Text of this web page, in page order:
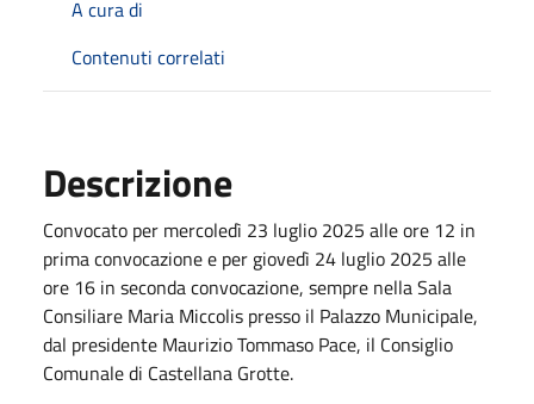
A cura di
Contenuti correlati
Descrizione
Convocato per mercoledì 23 luglio 2025 alle ore 12 in
prima convocazione e per giovedì 24 luglio 2025 alle
ore 16 in seconda convocazione, sempre nella Sala
Consiliare Maria Miccolis presso il Palazzo Municipale,
dal presidente Maurizio Tommaso Pace, il Consiglio
Comunale di Castellana Grotte.